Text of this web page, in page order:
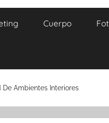
Cuerpo
De Ambientes Interiores